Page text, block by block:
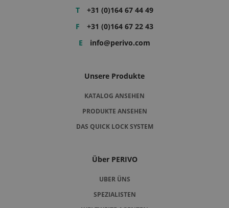
T
+31 (0)164 67 44 49
F
+31 (0)164 67 22 43
E
info@perivo.com
Unsere Produkte
KATALOG ANSEHEN
PRODUKTE ANSEHEN
DAS QUICK LOCK SYSTEM
Über PERIVO
UBER ÜNS
SPEZIALISTEN